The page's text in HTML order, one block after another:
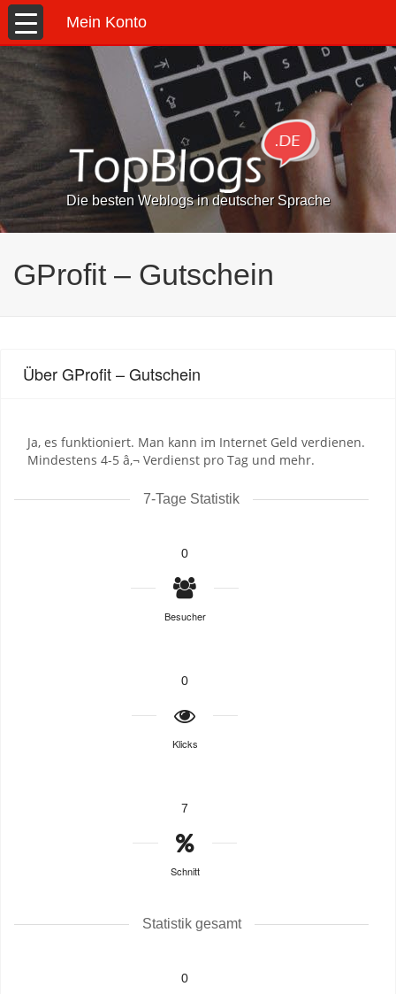
Mein Konto
Die besten Weblogs in deutscher Sprache
GProfit – Gutschein
Über GProfit – Gutschein
Ja, es funktioniert. Man kann im Internet Geld verdienen.
Mindestens 4-5 â‚¬ Verdienst pro Tag und mehr.
7-Tage Statistik
0
Besucher
0
Klicks
7
Schnitt
Statistik gesamt
0